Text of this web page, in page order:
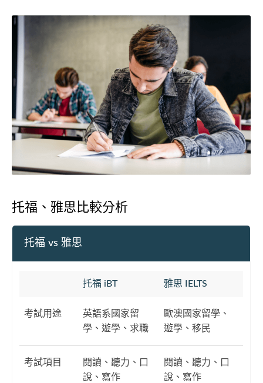
托福、雅思比較分析
托福 vs 雅思
托福 iBT 雅思 IELTS
考試用途
英語系國家留
學、遊學、求職
歐澳國家留學、
遊學、移民
考試項目
閱讀、聽力、口
說、寫作
閱讀、聽力、口
說、寫作